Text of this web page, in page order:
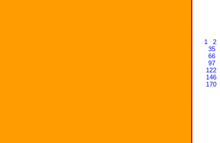
1 2
35
66
97
122
146
170